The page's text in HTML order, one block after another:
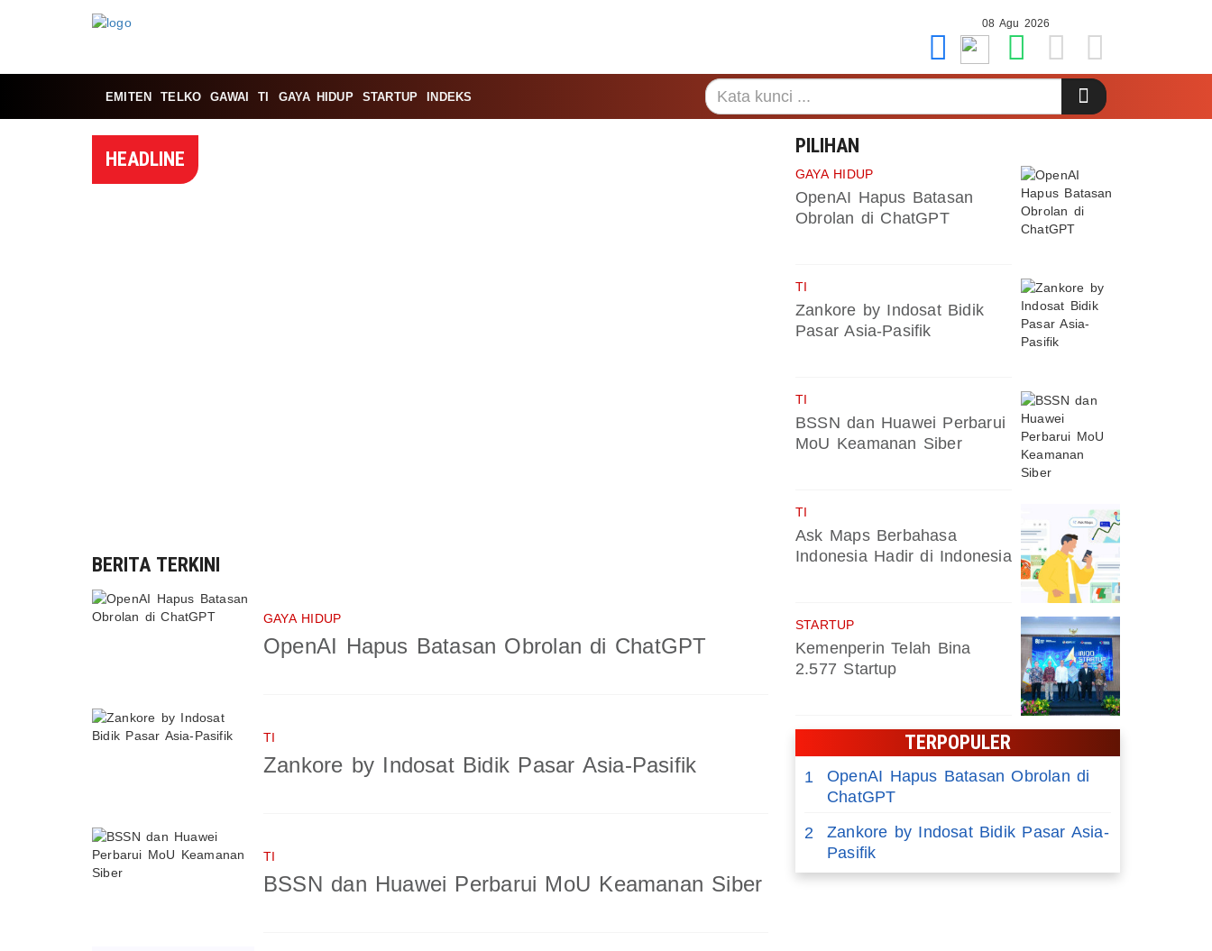
08 Agu 2026
EMITEN TELKO GAWAI TI GAYA HIDUP STARTUP INDEKS
HEADLINE
BERITA TERKINI
GAYA HIDUP
OpenAI Hapus Batasan Obrolan di ChatGPT
TI
Zankore by Indosat Bidik Pasar Asia-Pasifik
TI
BSSN dan Huawei Perbarui MoU Keamanan Siber
PILIHAN
GAYA HIDUP
OpenAI Hapus Batasan
Obrolan di ChatGPT
TI
Zankore by Indosat Bidik
Pasar Asia-Pasifik
TI
BSSN dan Huawei Perbarui
MoU Keamanan Siber
TI
Ask Maps Berbahasa
Indonesia Hadir di Indonesia
STARTUP
Kemenperin Telah Bina
2.577 Startup
TERPOPULER
1
OpenAI Hapus Batasan Obrolan di
ChatGPT
2
Zankore by Indosat Bidik Pasar Asia-
Pasifik